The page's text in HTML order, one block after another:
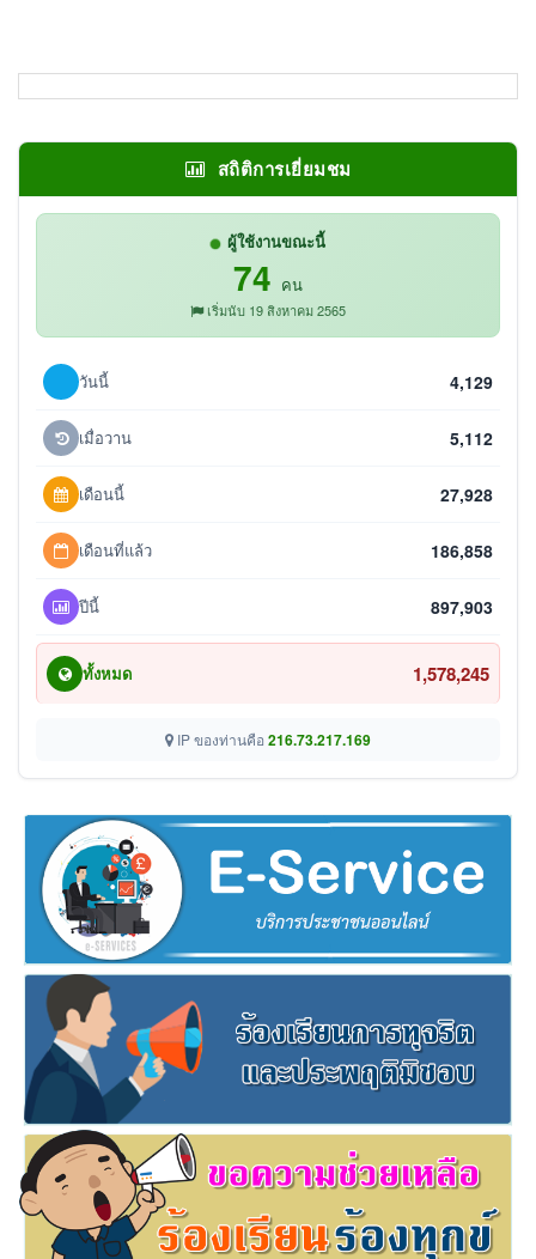
สถิติการเยี่ยมชม
ผู้ใช้งานขณะนี้
74 คน
เริ่มนับ 19 สิงหาคม 2565
วันนี้ 4,129
เมื่อวาน 5,112
เดือนนี้ 27,928
เดือนที่แล้ว 186,858
ปีนี้ 897,903
ทั้งหมด 1,578,245
IP ของท่านคือ 216.73.217.169